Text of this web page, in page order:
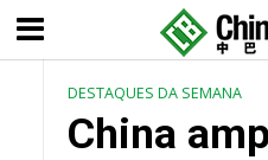
DESTAQUES DA SEMANA
China